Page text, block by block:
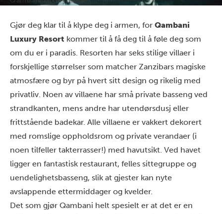
Gjør deg klar til å klype deg i armen, for Qambani
Luxury Resort kommer til å få deg til å føle deg som
om du er i paradis. Resorten har seks stilige villaer i
forskjellige størrelser som matcher Zanzibars magiske
atmosfære og byr på hvert sitt design og rikelig med
privatliv. Noen av villaene har små private basseng ved
strandkanten, mens andre har utendørsdusj eller
frittstående badekar. Alle villaene er vakkert dekorert
med romslige oppholdsrom og private verandaer (i
noen tilfeller takterrasser!) med havutsikt. Ved havet
ligger en fantastisk restaurant, felles sittegruppe og
uendelighetsbasseng, slik at gjester kan nyte
avslappende ettermiddager og kvelder.
Det som gjør Qambani helt spesielt er at det er en